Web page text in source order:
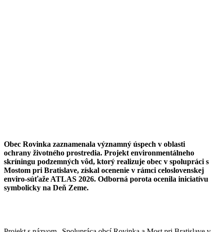
Obec Rovinka zaznamenala významný úspech v oblasti
ochrany životného prostredia. Projekt environmentálneho
skríningu podzemných vôd, ktorý realizuje obec v spolupráci s
Mostom pri Bratislave, získal ocenenie v rámci celoslovenskej
enviro-súťaže ATLAS 2026. Odborná porota ocenila iniciatívu
symbolicky na Deň Zeme.